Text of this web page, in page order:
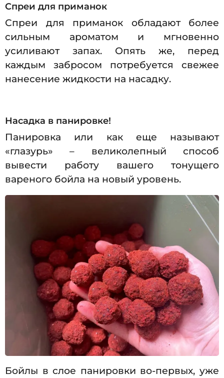
Спреи для приманок
Спреи для приманок обладают более
сильным ароматом и мгновенно
усиливают запах. Опять же, перед
каждым забросом потребуется свежее
нанесение жидкости на насадку.
Насадка в панировке!
Панировка или как еще называют
«глазурь» – великолепный способ
вывести работу вашего тонущего
вареного бойла на новый уровень.
Бойлы в слое панировки во-первых, уже